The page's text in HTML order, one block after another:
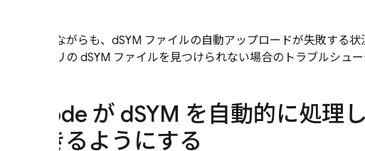
わずかながらも、dSYM ファイルの自動アップロードが失敗する
がアプリの dSYM ファイルを見つけられない場合のトラブルシュ
Xcode が dSYM を自動的に処理
できるようにする